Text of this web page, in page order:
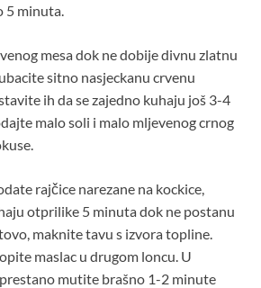
5 minuta.
mesa dok ne dobije divnu zlatnu
sitno nasjeckanu crvenu
ih da se zajedno kuhaju još 3-4
malo soli i malo mljevenog crnog
rajčice narezane na kockice,
otprilike 5 minuta dok ne postanu
maknite tavu s izvora topline.
maslac u drugom loncu. U
mutite brašno 1-2 minute